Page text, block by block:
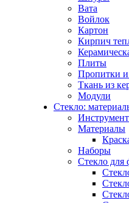
Вата
Войлок
Картон
Кирпич
Плиты
Пропитки и
Ткань из
Модули
Стекло:
Материалы
Наборы
Стекло для